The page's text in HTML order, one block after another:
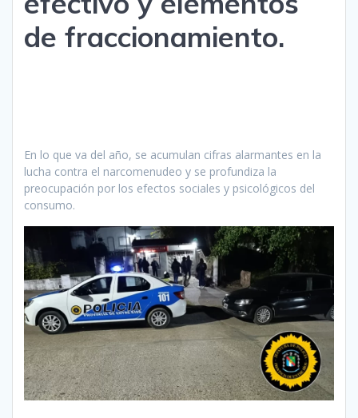
de fraccionamiento.
En lo que va del año, se acumulan cifras alarmantes en la
lucha contra el narcomenudeo y se profundiza la
preocupación por los efectos sociales y psicológicos del
consumo.